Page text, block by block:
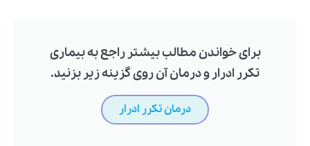
برای خواندن مطالب بیشتر راجع به بیماری
تکرر ادرار و درمان آن روی گزینه زیر بزنید.
درمان تکرر ادرار